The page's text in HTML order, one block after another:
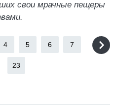
свои мрачные пещеры
4 5 6 7
23